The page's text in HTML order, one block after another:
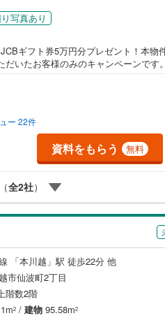
写真あり
ギフト券5万円分プレゼント！本物
だいたお客様のみのキャンペーンです
す。住み替えをご希望の方は自社買取
にお問い合わせください。●角地●カー
宅地●充実の設備◇当社の強みは（1）
いる為、お客様に最適なプランをご提
（提携ハウスメーカー7社を保有して
ランをご紹介できます。）◇住まい
ります。またリフォームの相談も承
内をご希望の方は「ご要望・ご質問欄
ー 22件
資料をもらう 無料
全2社）
「本川越」駅 徒歩22分 他
市仙波町2丁目
階数2階
2 / 建物 95.58m2
鹿島線(6)
根岸線(326)
中央本線（JR東日本）(
八高線
大糸線（JR東日本）(5)
東海道本線（JR東海）
高山本線（JR東海）
海まで2km以内
バリアフリー住宅 （ 37）
対面キッチン（99）